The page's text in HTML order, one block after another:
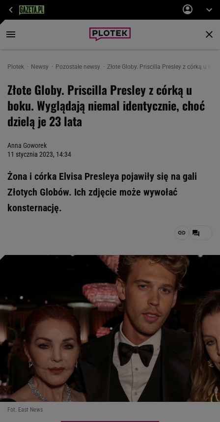
Plotek Newsy Pozostałe newsy Złote Globy. Priscilla Presley z córką u
Złote Globy. Priscilla Presley z córką u
boku. Wyglądają niemal identycznie, choć
dzielą je 23 lata
Anna Goworek
11 stycznia 2023, 14:34
Żona i córka Elvisa Presleya pojawiły się na gali
Złotych Globów. Ich zdjęcie może wywołać
konsternację.
Fot. East News